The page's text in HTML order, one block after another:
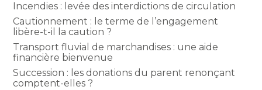
Incendies : levée des interdictions de circulation
Cautionnement : le terme de l’engagement
libère-t-il la caution ?
Transport fluvial de marchandises : une aide
financière bienvenue
Succession : les donations du parent renonçant
comptent-elles ?